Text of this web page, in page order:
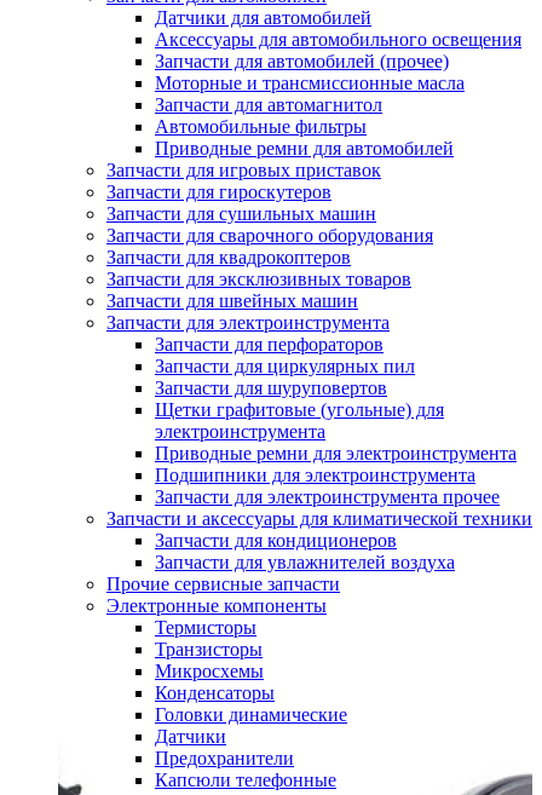
Датчики для автомобилей
Аксессуары для автомобильного освещения
Запчасти для автомобилей (прочее)
Моторные и трансмиссионные масла
Запчасти для автомагнитол
Автомобильные фильтры
Приводные ремни для автомобилей
Запчасти для игровых приставок
Запчасти для гироскутеров
Запчасти для сушильных машин
Запчасти для сварочного оборудования
Запчасти для квадрокоптеров
Запчасти для эксклюзивных товаров
Запчасти для швейных машин
Запчасти для электроинструмента
Запчасти для перфораторов
Запчасти для циркулярных пил
Запчасти для шуруповертов
Щетки графитовые (угольные) для
электроинструмента
Приводные ремни для электроинструмента
Подшипники для электроинструмента
Запчасти для электроинструмента прочее
Запчасти и аксессуары для климатической техники
Запчасти для кондиционеров
Запчасти для увлажнителей воздуха
Прочие сервисные запчасти
Электронные компоненты
Термисторы
Транзисторы
Микросхемы
Конденсаторы
Головки динамические
Датчики
Предохранители
Капсюли телефонные